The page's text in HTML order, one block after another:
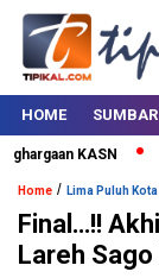
HOME SUMBAR
KASN
Home / Lima Puluh Kota
Final…!!
Lareh